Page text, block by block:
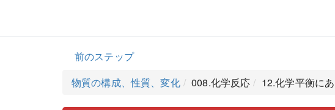
前のステップ
物質の構成、性質、変化
008.化学反応 12.化学平衡に